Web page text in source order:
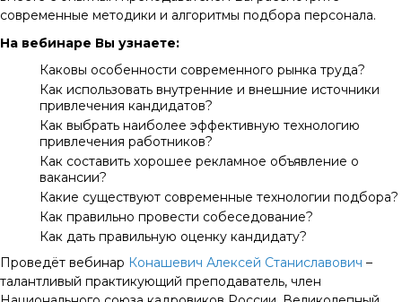
современные методики и алгоритмы подбора персонала.
На вебинаре Вы узнаете:
Каковы особенности современного рынка труда?
Как использовать внутренние и внешние источники
привлечения кандидатов?
Как выбрать наиболее эффективную технологию
привлечения работников?
Как составить хорошее рекламное объявление о
вакансии?
Какие существуют современные технологии подбора?
Как правильно провести собеседование?
Как дать правильную оценку кандидату?
Проведёт вебинар Конашевич Алексей Станиславович –
талантливый практикующий преподаватель, член